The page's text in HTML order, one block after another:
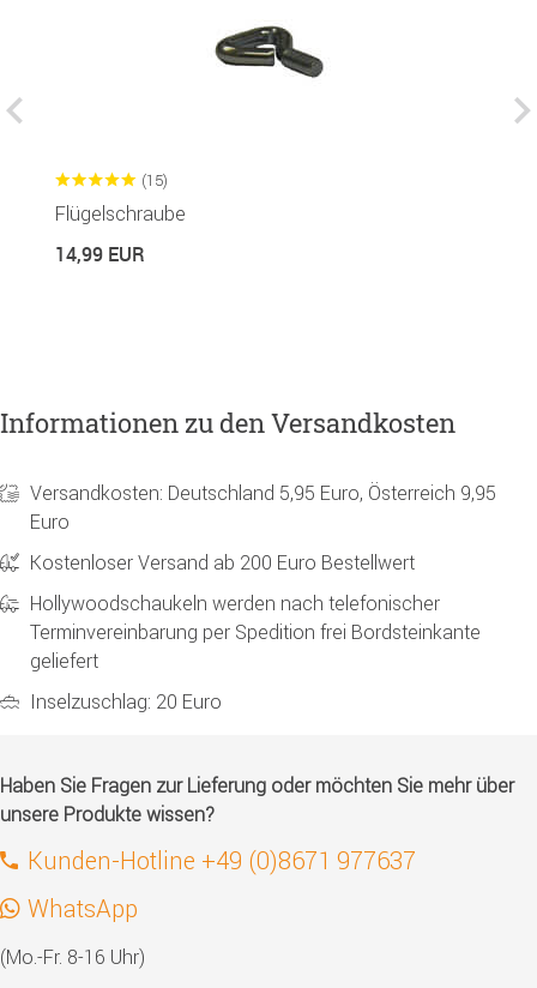
(15)
Flügelschraube
14,99 EUR
Informationen zu den Versandkosten
Versandkosten: Deutschland 5,95 Euro, Österreich 9,95
Euro
Kostenloser Versand ab 200 Euro Bestellwert
Hollywoodschaukeln werden nach telefonischer
Terminvereinbarung per Spedition frei Bordsteinkante
geliefert
Inselzuschlag: 20 Euro
Haben Sie Fragen zur Lieferung oder möchten Sie mehr über
unsere Produkte wissen?
Kunden-Hotline +49 (0)8671 977637
WhatsApp
(Mo.-Fr. 8-16 Uhr)